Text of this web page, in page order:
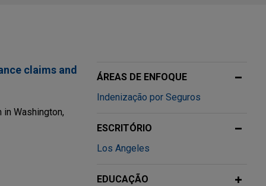
claims and
Washington,
ÁREAS DE ENFOQUE
Indenização por Seguros
ESCRITÓRIO
Los Angeles
EDUCAÇÃO